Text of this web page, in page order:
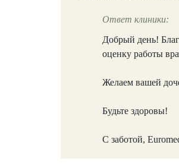
Ответ клиники:
Добрый день!
оценку работы
Желаем вашей
Будьте здоровы!
С заботой,